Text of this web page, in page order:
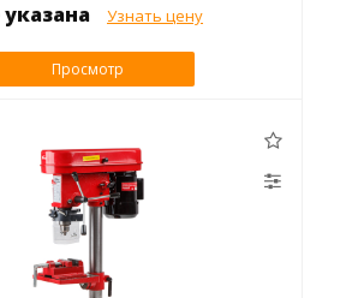
указана Узнать цену
Просмотр